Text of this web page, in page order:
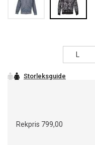
Rekpris 799,00